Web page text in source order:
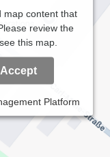
map content that
review the
this map.
Accept
Platform